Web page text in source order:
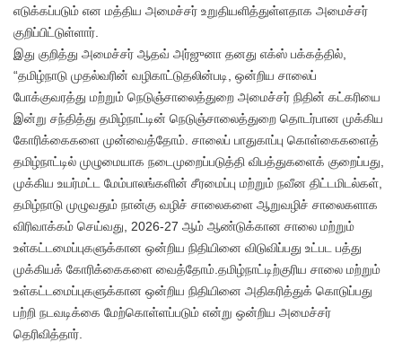
எடுக்கப்படும் என மத்திய அமைச்சர் உறுதியளித்துள்ளதாக அமைச்சர்
குறிப்பிட்டுள்ளார்.
இது குறித்து அமைச்சர் ஆதவ் அர்ஜுனா தனது எக்ஸ் பக்கத்தில்,
“தமிழ்நாடு முதல்வரின் வழிகாட்டுதலின்படி, ஒன்றிய சாலைப்
போக்குவரத்து மற்றும் நெடுஞ்சாலைத்துறை அமைச்சர் நிதின் கட்கரியை
இன்று சந்தித்து தமிழ்நாட்டின் நெடுஞ்சாலைத்துறை தொடர்பான முக்கிய
கோரிக்கைகளை முன்வைத்தோம். சாலைப் பாதுகாப்பு கொள்கைகளைத்
தமிழ்நாட்டில் முழுமையாக நடைமுறைப்படுத்தி விபத்துகளைக் குறைப்பது,
முக்கிய உயர்மட்ட மேம்பாலங்களின் சீரமைப்பு மற்றும் நவீன திட்டமிடல்கள்,
தமிழ்நாடு முழுவதும் நான்கு வழிச் சாலைகளை ஆறுவழிச் சாலைகளாக
விரிவாக்கம் செய்வது, 2026-27 ஆம் ஆண்டுக்கான சாலை மற்றும்
உள்கட்டமைப்புகளுக்கான ஒன்றிய நிதியினை விடுவிப்பது உட்பட பத்து
முக்கியக் கோரிக்கைகளை வைத்தோம்.தமிழ்நாட்டிற்குரிய சாலை மற்றும்
உள்கட்டமைப்புகளுக்கான ஒன்றிய நிதியினை அதிகரித்துக் கொடுப்பது
பற்றி நடவடிக்கை மேற்கொள்ளப்படும் என்று ஒன்றிய அமைச்சர்
தெரிவித்தார்.